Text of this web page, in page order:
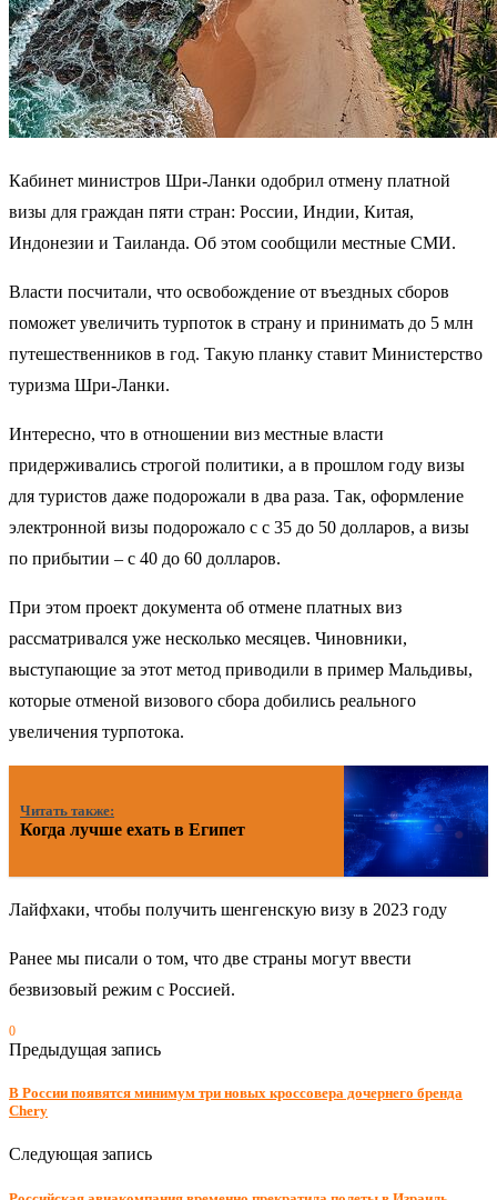
Кабинет министров Шри-Ланки одобрил отмену платной
визы для граждан пяти стран: России, Индии, Китая,
Индонезии и Таиланда. Об этом сообщили местные СМИ.
Власти посчитали, что освобождение от въездных сборов
поможет увеличить турпоток в страну и принимать до 5 млн
путешественников в год. Такую планку ставит Министерство
туризма Шри-Ланки.
Интересно, что в отношении виз местные власти
придерживались строгой политики, а в прошлом году визы
для туристов даже подорожали в два раза. Так, оформление
электронной визы подорожало с с 35 до 50 долларов, а визы
по прибытии – с 40 до 60 долларов.
При этом проект документа об отмене платных виз
рассматривался уже несколько месяцев. Чиновники,
выступающие за этот метод приводили в пример Мальдивы,
которые отменой визового сбора добились реального
увеличения турпотока.
Читать также:
Когда лучше ехать в Египет
Лайфхаки, чтобы получить шенгенскую визу в 2023 году
Ранее мы писали о том, что две страны могут ввести
безвизовый режим с Россией.
0
Предыдущая запись
В России появятся минимум три новых кроссовера дочернего бренда
Chery
Следующая запись